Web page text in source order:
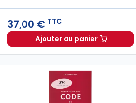
37,00 € TTC
Ajouter au panier
Code de